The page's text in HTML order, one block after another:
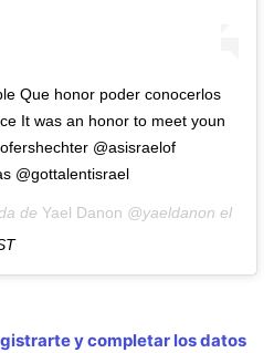
Que honor poder conocerlos
It was an honor to meet youn
@asisraelof
@gottalentisrael
de Yael Danon @yaeldanon el
y completar los datos